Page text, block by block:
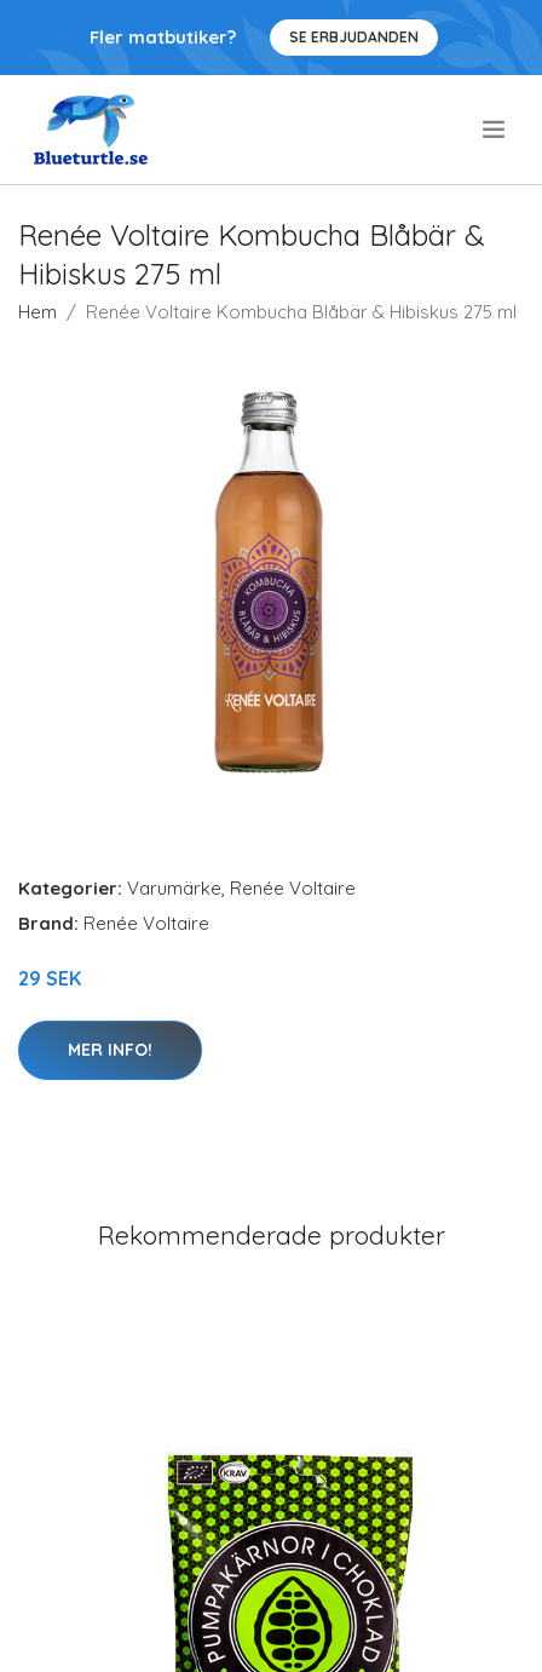
Fler matbutiker? SE ERBJUDANDEN
Renée Voltaire Kombucha Blåbär &
Hibiskus 275 ml
Hem Renée Voltaire Kombucha Blåbär & Hibiskus 275 ml
Kategorier: Varumärke, Renée Voltaire
Brand: Renée Voltaire
29 SEK
MER INFO!
Rekommenderade produkter